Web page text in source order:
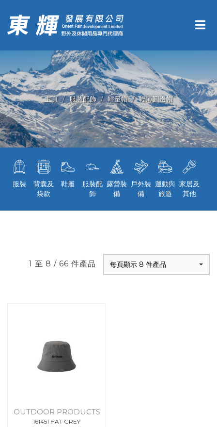
主頁 服裝配飾 輕量帽 輕薄圓邊帽
服裝
背囊及
袋款
鞋履
服裝配
飾
露營裝
備
戶外裝
備
運動與
旅遊
家居及
其他
1 至 8 / 66 件產品 每頁顯示 8 件產品
OUTDOOR PRODUCTS
161451 HAT GREY